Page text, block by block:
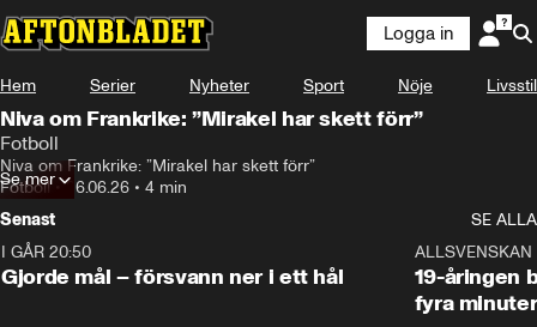
Logga in
Hem Serier Nyheter Sport Nöje Livsstil
Niva om Frankrike: ”Mirakel har skett förr”
Fotboll
Niva om Frankrike: ”Mirakel har skett förr”
Fotboll•26.06.26 • 4 min
Se mer
Senast
SE ALLA
I GÅR 20:50
Gjorde mål – försvann ner i ett hål
ALLSVENSKAN
19-åringen
fyra minuter